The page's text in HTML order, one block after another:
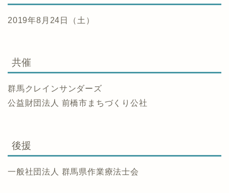
2019年8月24日（土）
共催
群馬クレインサンダーズ
公益財団法人 前橋市まちづくり公社
後援
一般社団法人 群馬県作業療法士会